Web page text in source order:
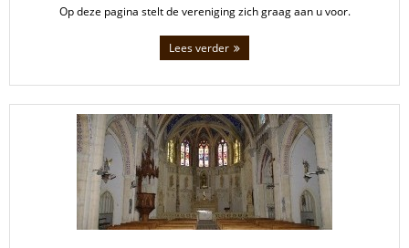
Op deze pagina stelt de vereniging zich graag aan u voor.
Lees verder